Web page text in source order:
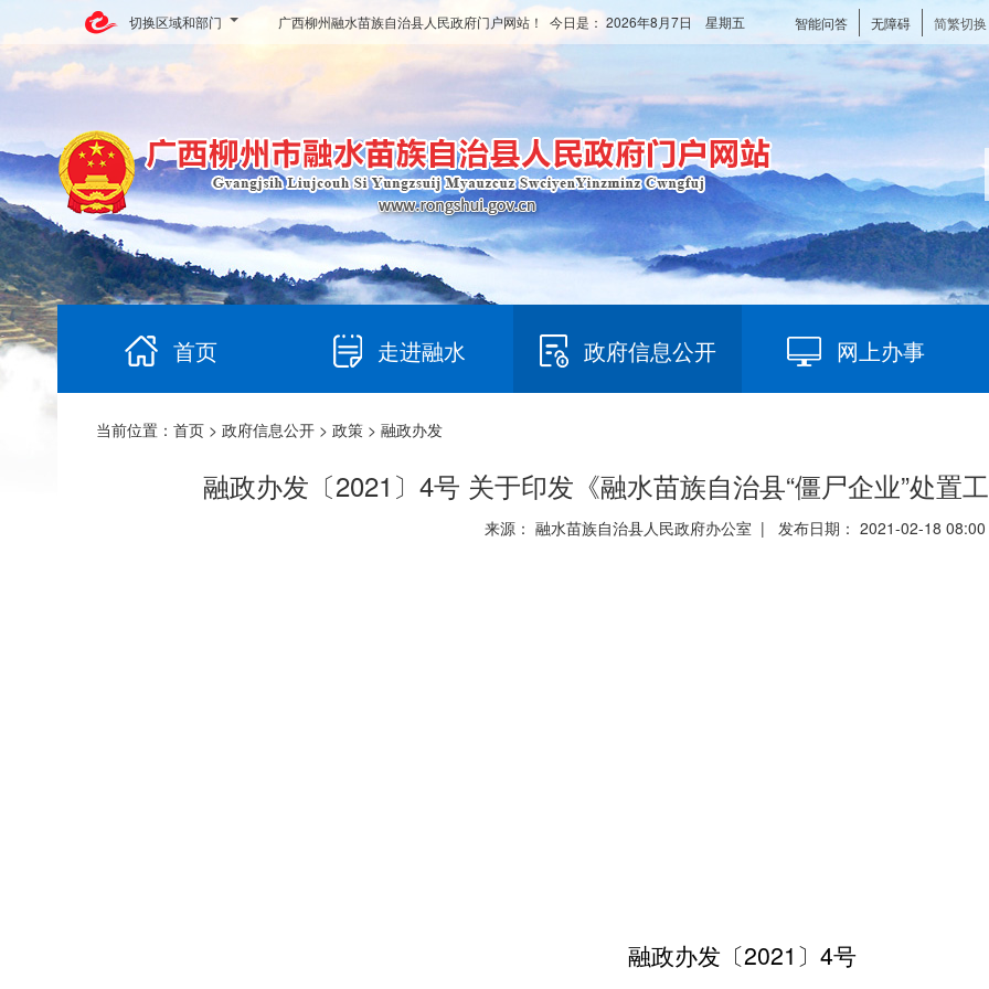
切换区域和部门 智能问答 无障碍 简繁切换
广西柳州融水苗族自治县人民政府门户网站！ 今日是： 2026年8月7日 星期五
首页 走进融水 政府信息公开 网上办事
当前位置： 首页 > 政府信息公开 > 政策 > 融政办发
融政办发〔2021〕4号 关于印发《融水苗族自治县“僵尸企业”处置
来源： 融水苗族自治县人民政府办公室 | 发布日期： 2021-02-18
融政办发 〔2021 〕 4号